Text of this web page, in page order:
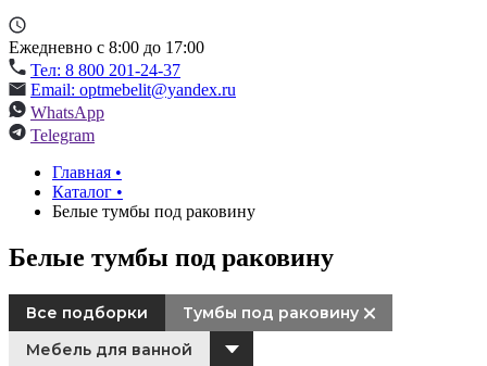
Ежедневно с 8:00 до 17:00
Тел: 8 800 201-24-37
Email: optmebelit@yandex.ru
WhatsApp
Telegram
Главная •
Каталог •
Белые тумбы под раковину
Белые тумбы под раковину
Все подборки
Тумбы под раковину
Мебель для ванной